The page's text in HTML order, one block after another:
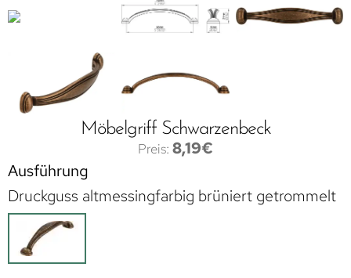
Möbelgriff Schwarzenbeck
8,19€
Ausführung
Druckguss altmessingfarbig brüniert getrommelt